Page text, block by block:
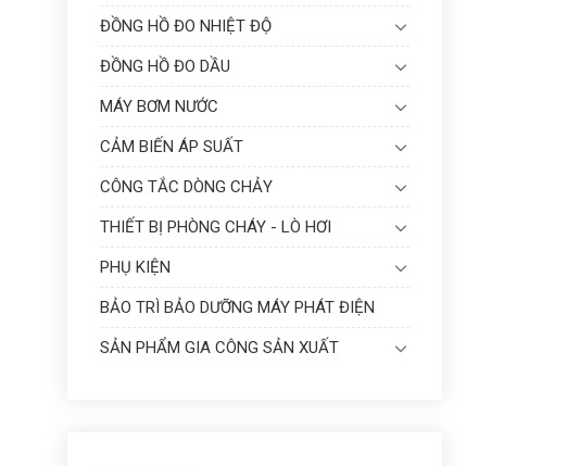
ĐỒNG HỒ ĐO NHIỆT ĐỘ
ĐỒNG HỒ ĐO DẦU
MÁY BƠM NƯỚC
CẢM BIẾN ÁP SUẤT
CÔNG TẮC DÒNG CHẢY
THIẾT BỊ PHÒNG CHÁY - LÒ HƠI
PHỤ KIỆN
BẢO TRÌ BẢO DƯỠNG MÁY PHÁT ĐIỆN
SẢN PHẨM GIA CÔNG SẢN XUẤT